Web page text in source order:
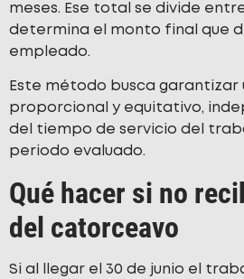
meses. Ese total se divide entre
determina el monto final que
empleado.
Este método busca garantizar
proporcional y equitativo,
del tiempo de servicio del
periodo evaluado.
Qué hacer si no
del catorceavo
Si al llegar el 30 de junio el